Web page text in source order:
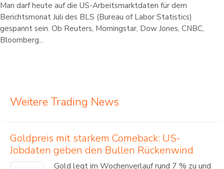
Man darf heute auf die US-Arbeitsmarktdaten für dem
Berichtsmonat Juli des BLS (Bureau of Labor Statistics)
gespannt sein. Ob Reuters, Morningstar, Dow Jones, CNBC,
Bloomberg...
Weitere Trading News
Goldpreis mit starkem Comeback: US-
Jobdaten geben den Bullen Rückenwind
Gold legt im Wochenverlauf rund 7 % zu und